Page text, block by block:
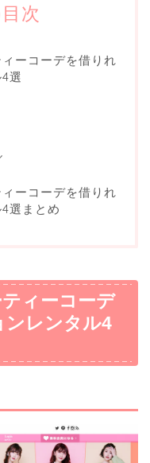
次
ーコーデを借りれ
選
ーコーデを借りれ
選まとめ
ィーコーデ
ンレンタル4